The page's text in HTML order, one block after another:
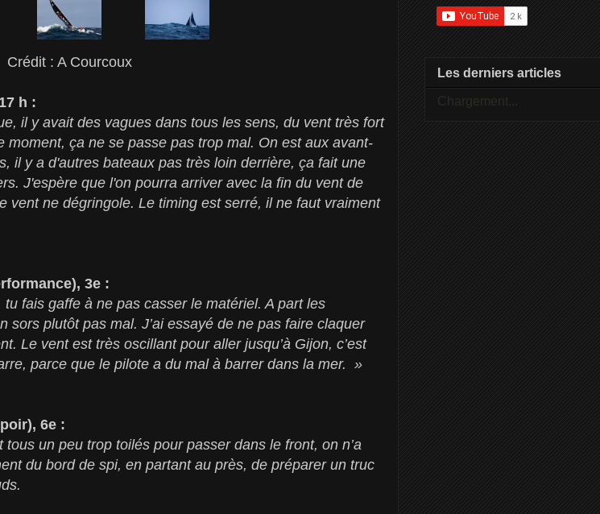
Crédit : A Courcoux
h :
il y avait des vagues dans tous les sens, du vent très fort
ça ne se passe pas trop mal. On est aux avant-
il y a d'autres bateaux pas très loin derrière, ça fait une
J'espère que l'on pourra arriver avec la fin du vent de
vent ne dégringole. Le timing est serré, il ne faut vraiment
3e :
fais gaffe à ne pas casser le matériel. A part les
sors plutôt pas mal. J’ai essayé de ne pas faire claquer
Le vent est très oscillant pour aller jusqu’à Gijon, c’est
parce que le pilote a du mal à barrer dans la mer. »
6e :
un peu trop toilés pour passer dans le front, on n’a
du bord de spi, en partant au près, de préparer un truc
Les derniers articles
Chargement...